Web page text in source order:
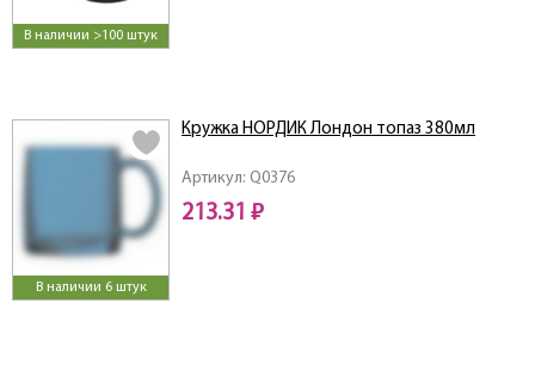
В наличии >100 штук
В наличии 6 штук
Артикул: Q0376
Кружка НОРДИК Лондон топаз 380мл
213.31 ₽